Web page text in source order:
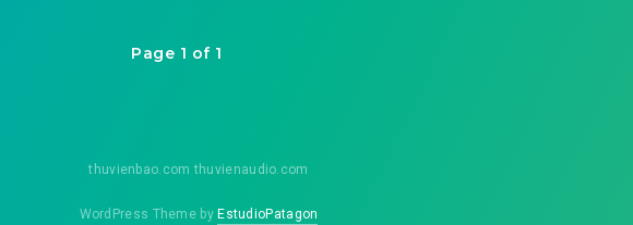
Page 1 of 1
thuvienbao.com thuvienaudio.com
WordPress Theme by EstudioPatagon